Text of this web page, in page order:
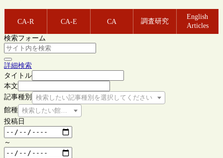
CA-R CA-E CA 調査研究
English
Articles
検索フォーム
詳細検索
タイトル
本文
記事種別
検索したい記事種別を選択してください
館種 検索したい館種を選択してください
投稿日
～